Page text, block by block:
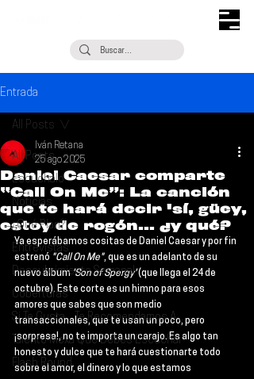
Entrada
All Posts
Escúchalo
Noticias
¿Qué Plan?
Entrevistas
Descubrimiento Semanal
Coberturas
Si Te Gusta... Te Recomendamos A...
Talento Mexa Que Debes Escuchar
Flash Round
All Posts
Daniel Caesar comparte
“Call On Me”: La canción
que te hará decir 'sí, güey,
estoy de rogón... ¿y qué?
Iván Retana
25 ago 2025
Ya esperábamos cositas de Daniel Caesar y por fin
estrenó "Call On Me", que es un adelanto de su
nuevo álbum 'Son of Spergy' (que llega el 24 de
octubre). Este corte es un himno para esos
amores que sabes que son medio
transaccionales, que te usan un poco, pero
¡sorpresa!, no te importa un carajo. Es algo tan
honesto y dulce que te hará cuestionarte todo
sobre el amor, el dinero y lo que estamos